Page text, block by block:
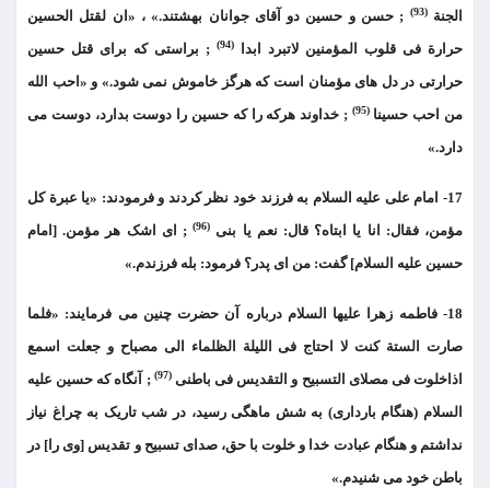
الجنة(93)
; حسن و حسین دو آقای جوانان بهشتند.» ، «ان لقتل الحسین
حرارة فی قلوب المؤمنین لاتبرد ابدا
(94)
; براستی که برای قتل حسین
حرارتی در دل های مؤمنان است که هرگز خاموش نمی شود.» و «احب الله
من احب حسینا(95)
; خداوند هرکه را که حسین را دوست بدارد، دوست می
دارد.»
17- امام علی علیه السلام به فرزند خود نظر کردند و فرمودند: «یا عبرة کل
مؤمن، فقال: انا یا ابتاه؟ قال: نعم یا بنی (96)
; ای اشک هر مؤمن. [امام
حسین علیه السلام] گفت: من ای پدر؟ فرمود: بله فرزندم.»
18- فاطمه زهرا علیها السلام درباره آن حضرت چنین می فرمایند: «فلما
صارت الستة کنت لا احتاج فی اللیلة الظلماء الی مصباح و جعلت اسمع
اذاخلوت فی مصلای التسبیح و التقدیس فی باطنی(97)
; آنگاه که حسین علیه
السلام (هنگام بارداری) به شش ماهگی رسید، در شب تاریک به چراغ نیاز
نداشتم و هنگام عبادت خدا و خلوت با حق، صدای تسبیح و تقدیس [وی را] در
باطن خود می شنیدم.»